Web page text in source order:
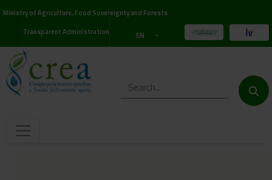
Ministry of Agriculture, Food Sovereignty and Forests
Transparent Administration
EN